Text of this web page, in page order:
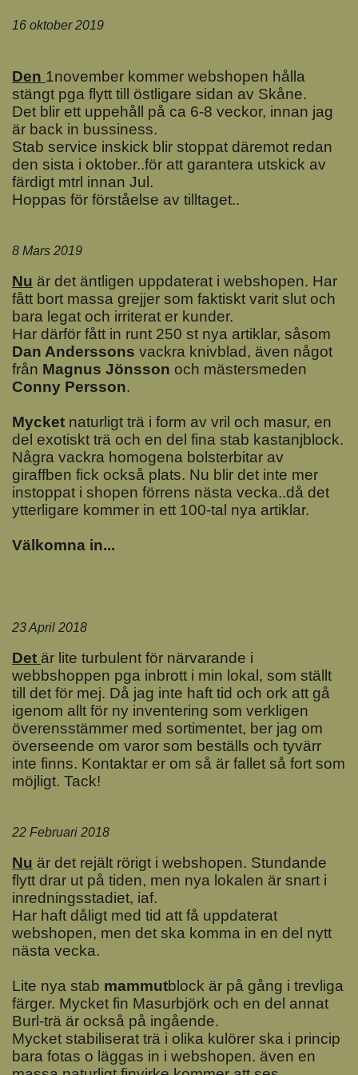
16 oktober 2019
Den 1november kommer webshopen hålla
stängt pga flytt till östligare sidan av Skåne.
Det blir ett uppehåll på ca 6-8 veckor, innan jag
är back in bussiness.
Stab service inskick blir stoppat däremot redan
den sista i oktober..för att garantera utskick av
färdigt mtrl innan Jul.
Hoppas för förståelse av tilltaget..
8 Mars 2019
Nu är det äntligen uppdaterat i webshopen. Har
fått bort massa grejjer som faktiskt varit slut och
bara legat och irriterat er kunder.
Har därför fått in runt 250 st nya artiklar, såsom
Dan Anderssons vackra knivblad, även något
från Magnus Jönsson och mästersmeden
Conny Persson.
Mycket naturligt trä i form av vril och masur, en
del exotiskt trä och en del fina stab kastanjblock.
Några vackra homogena bolsterbitar av
giraffben fick också plats. Nu blir det inte mer
instoppat i shopen förrens nästa vecka..då det
ytterligare kommer in ett 100-tal nya artiklar.
Välkomna in...
23 April 2018
Det är lite turbulent för närvarande i
webbshoppen pga inbrott i min lokal, som ställt
till det för mej. Då jag inte haft tid och ork att gå
igenom allt för ny inventering som verkligen
överensstämmer med sortimentet, ber jag om
överseende om varor som beställs och tyvärr
inte finns. Kontaktar er om så är fallet så fort som
möjligt. Tack!
22 Februari 2018
Nu är det rejält rörigt i webshopen. Stundande
flytt drar ut på tiden, men nya lokalen är snart i
inredningsstadiet, iaf.
Har haft dåligt med tid att få uppdaterat
webshopen, men det ska komma in en del nytt
nästa vecka.
Lite nya stab mammutblock är på gång i trevliga
färger. Mycket fin Masurbjörk och en del annat
Burl-trä är också på ingående.
Mycket stabiliserat trä i olika kulörer ska i princip
bara fotas o läggas in i webshopen. även en